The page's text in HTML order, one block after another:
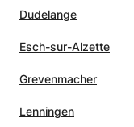
Dudelange
Esch-sur-Alzette
Grevenmacher
Lenningen